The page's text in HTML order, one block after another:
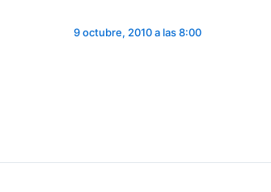
9 octubre, 2010 a las 8:00